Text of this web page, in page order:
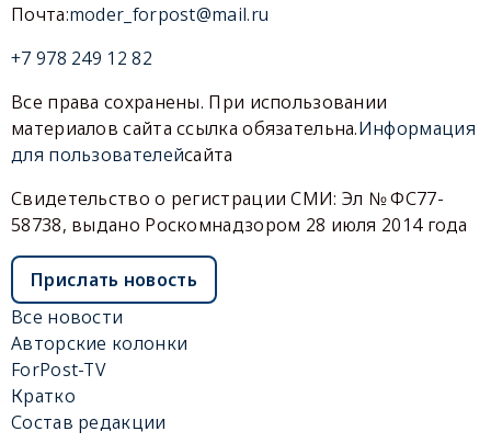
Почта:moder_forpost@mail.ru
+7 978 249 12 82
Все права сохранены. При использовании
материалов сайта ссылка обязательна.Информация
для пользователейсайта
Свидетельство о регистрации СМИ: Эл № ФС77-
58738, выдано Роскомнадзором 28 июля 2014 года
Прислать новость
Все новости
Авторские колонки
ForPost-TV
Кратко
Состав редакции